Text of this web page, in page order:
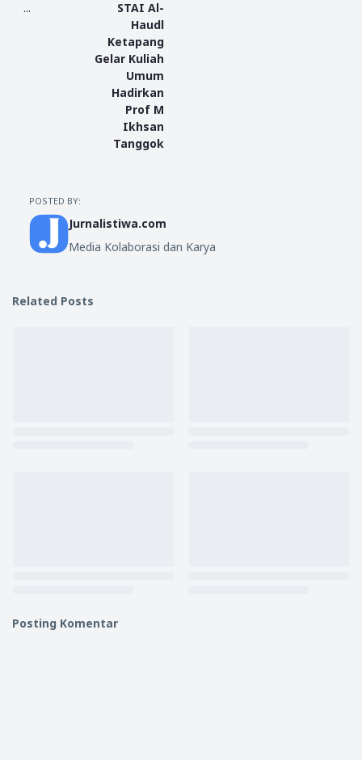
...
STAI Al-
Haudl
Ketapang
Gelar Kuliah
Umum
Hadirkan
Prof M
Ikhsan
Tanggok
POSTED BY:
Jurnalistiwa.com
Media Kolaborasi dan Karya
Related Posts
Posting Komentar